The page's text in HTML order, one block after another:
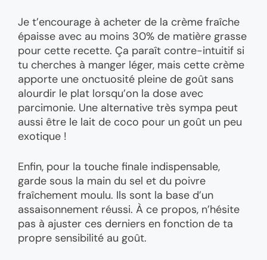
Je t’encourage à acheter de la crème fraîche
épaisse avec au moins 30% de matière grasse
pour cette recette. Ça paraît contre-intuitif si
tu cherches à manger léger, mais cette crème
apporte une onctuosité pleine de goût sans
alourdir le plat lorsqu’on la dose avec
parcimonie. Une alternative très sympa peut
aussi être le lait de coco pour un goût un peu
exotique !
Enfin, pour la touche finale indispensable,
garde sous la main du sel et du poivre
fraîchement moulu. Ils sont la base d’un
assaisonnement réussi. À ce propos, n’hésite
pas à ajuster ces derniers en fonction de ta
propre sensibilité au goût.